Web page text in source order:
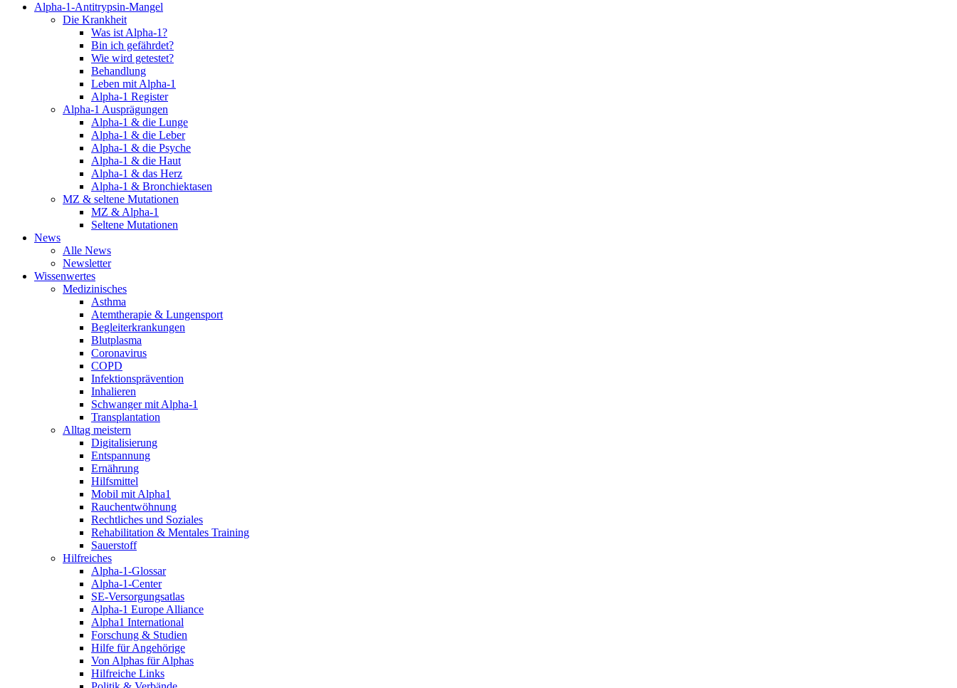
Alpha-1-Antitrypsin-Mangel
Die Krankheit
Was ist Alpha-1?
Bin ich gefährdet?
Wie wird getestet?
Behandlung
Leben mit Alpha-1
Alpha-1 Register
Alpha-1 Ausprägungen
Alpha-1 & die Lunge
Alpha-1 & die Leber
Alpha-1 & die Psyche
Alpha-1 & die Haut
Alpha-1 & das Herz
Alpha-1 & Bronchiektasen
MZ & seltene Mutationen
MZ & Alpha-1
Seltene Mutationen
News
Alle News
Newsletter
Wissenwertes
Medizinisches
Asthma
Atemtherapie & Lungensport
Begleiterkrankungen
Blutplasma
Coronavirus
COPD
Infektionsprävention
Inhalieren
Schwanger mit Alpha-1
Transplantation
Alltag meistern
Digitalisierung
Entspannung
Ernährung
Hilfsmittel
Mobil mit Alpha1
Rauchentwöhnung
Rechtliches und Soziales
Rehabilitation & Mentales Training
Sauerstoff
Hilfreiches
Alpha-1-Glossar
Alpha-1-Center
SE-Versorgungsatlas
Alpha-1 Europe Alliance
Alpha1 International
Forschung & Studien
Hilfe für Angehörige
Von Alphas für Alphas
Hilfreiche Links